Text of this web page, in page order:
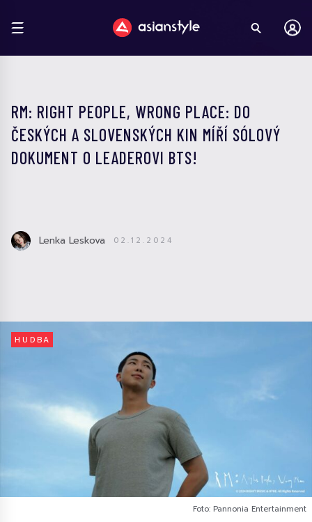
RM: RIGHT PEOPLE, WRONG PLACE: DO
ČESKÝCH A SLOVENSKÝCH KIN MÍŘÍ SÓLOVÝ
DOKUMENT O LEADEROVI BTS!
Lenka Leskova 02.12.2024
HUDBA
Foto: Pannonia Entertainment